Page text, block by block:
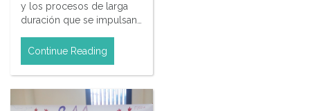
y los procesos de larga
duración que se impulsan…
Continue Reading